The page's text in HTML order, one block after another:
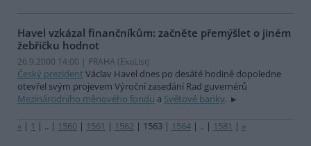
Havel vzkázal finančníkům: začněte přemýšlet o jiném
žebříčku hodnot
26.9.2000 14:00 | PRAHA (EkoList)
Český prezident Václav Havel dnes po desáté hodině dopoledne
otevřel svým projevem Výroční zasedání Rad guvernérů
Mezinárodního měnového fondu a Světové banky.
« | 1 | .. | 1560 | 1561 | 1562 | 1563 | 1564 | .. | 1581 | »